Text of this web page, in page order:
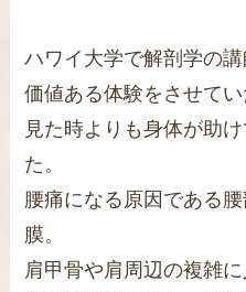
ハワイ大学で解剖学の
価値ある体験をさせて
見た時よりも身体が助
た。
腰痛になる原因である
膜。
肩甲骨や肩周辺の複雑